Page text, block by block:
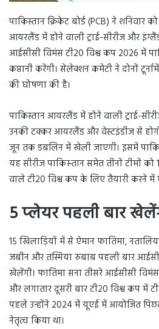
पाकिस्तान क्रिकेट बोर्ड (PCB) ने शनिवार
आयरलैंड में होने वाली ट्राई-सीरीज और
आईसीसी विमंस टी20 विश्व कप 2026 में
कप्तानी करेंगी। सेलेक्‍शन कमेटी ने दोनों
की घोषणा की है।
पाकिस्तान आयरलैंड में होने वाली ट्राई-
उनकी टक्‍कर आयरलैंड और वेस्टइंडीज से
जून तक डबलिन में खेली जाएगी। इसमें
यह सीरीज पाकिस्‍तान समेत तीनों टीमों
वाले टी20 विश्व कप के लिए तैयारी करने में
5 प्‍लेयर पहली बार
15 खिलाड़ियों में से ऐमान फातिमा,
जबीन और तस्मिया रुबाब पहली बार
खेलेंगी। फातिमा सना तीसरे आईसीसी
और लगातार दूसरी बार टी20 विश्व कप में
पहले उन्होंने 2024 में यूएई में आयोजित
नेतृत्व किया था।